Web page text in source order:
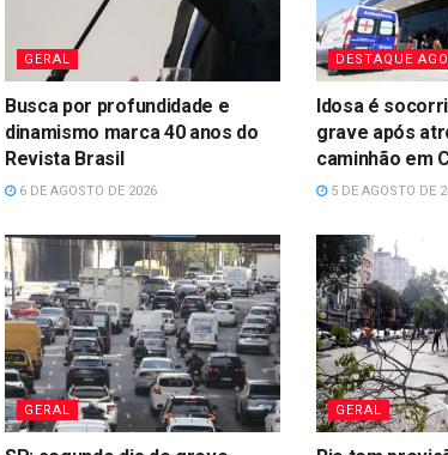
GERAL
Busca por profundidade e
dinamismo marca 40 anos do
Revista Brasil
6 DE AGOSTO DE 2026
DESTAQUE
Idosa é
grave após
caminhão em
5 DE AGOSTO DE
GERAL GERAL